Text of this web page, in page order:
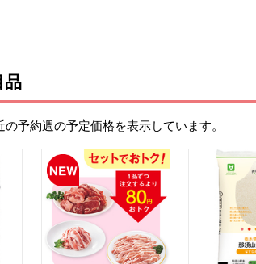
品
予約週の予定価格を表示しています。